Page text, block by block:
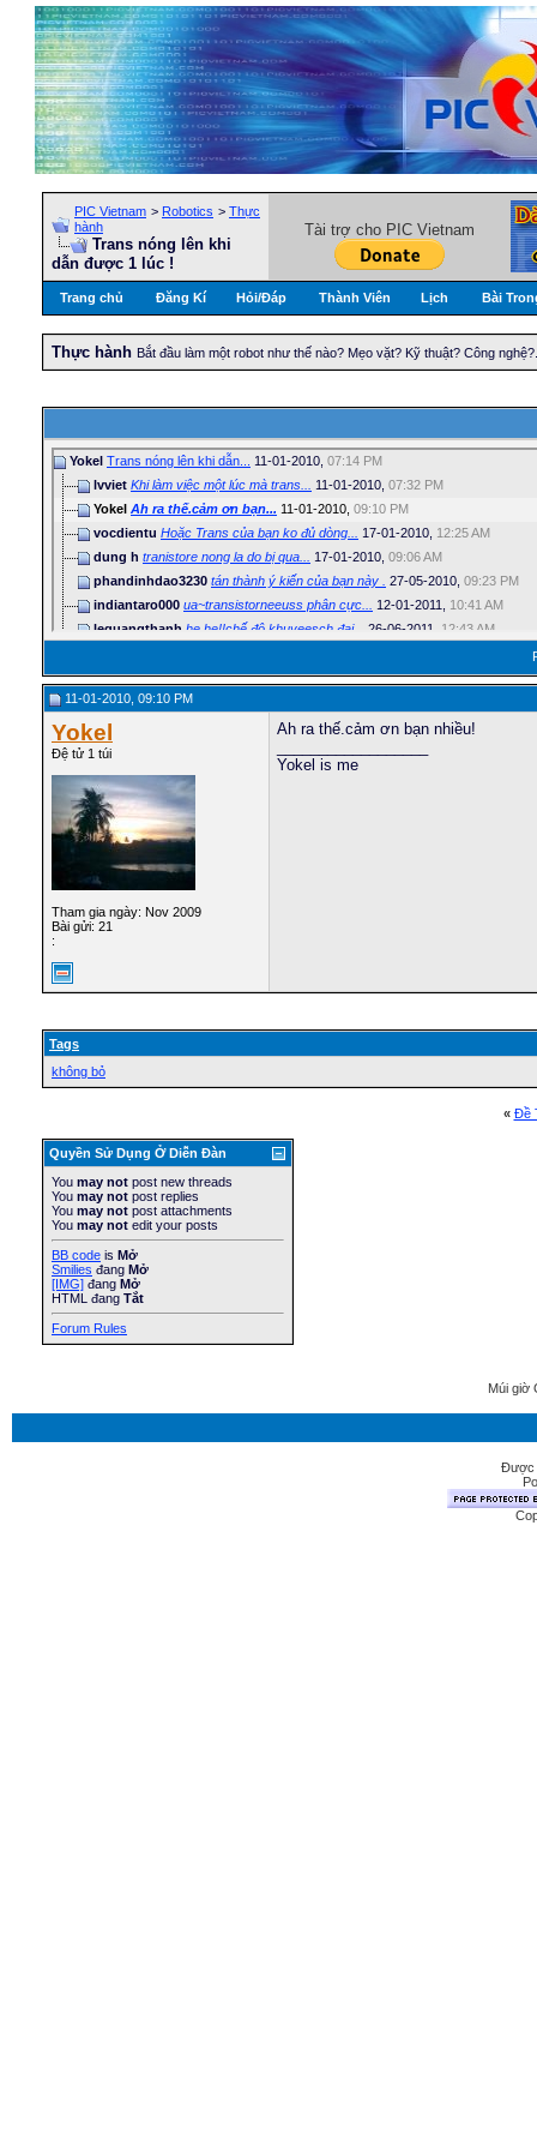
PIC Vietnam > Robotics > Thực
hành
Trans nóng lên khi
dẫn được 1 lúc !
Tài trợ cho PIC Vietnam
Trang chủ Đăng Kí Hỏi/Ðáp Thành Viên Lịch Bài
Thực hành Bắt đầu làm một robot như thế nào? Mẹo vặt? Kỹ thuật? Công
Yokel Trans nóng lên khi dẫn... 11-01-2010, 07:14 PM
lvviet Khi làm việc một lúc mà trans... 11-01-2010, 07:32 PM
Yokel Ah ra thế.cảm ơn bạn... 11-01-2010, 09:10 PM
vocdientu Hoặc Trans của bạn ko đủ dòng... 17-01-2010, 12:25 AM
dung h tranistore nong la do bị qua... 17-01-2010, 09:06 AM
phandinhdao3230 tán thành ý kiến của bạn này . 27-05-2010, 09:23 PM
indiantaro000 ua~transistorneeuss phân cực... 12-01-2011, 10:41 AM
lequangthanh he he!!chế độ khuyeesch đại... 26-06-2011, 12:43 AM
knownext chào các bạn. thật sự nói ra...25-04-2012,11:43 AM
knownext Hic.co ban nao biet giup minh...
knownext
help me anh em ơi. hichic26-04-2012, 05:42 PM
11-01-2010, 09:10 PM
Yokel
Đệ tử 1 túi
Tham gia ngày: Nov 2009
Bài gửi: 21
:
Ah ra thế.cảm ơn bạn nhiều!
Yokel is me
Tags
không bỏ
« Ðề
Quyền Sử Dụng Ở Diễn Ðàn
You may not post new threads
You may not post replies
You may not post attachments
You may not edit your posts
BB code is Mở
Smilies đang Mở
[IMG] đang Mở
HTML đang Tắt
Forum Rules
Múi giờ
Được